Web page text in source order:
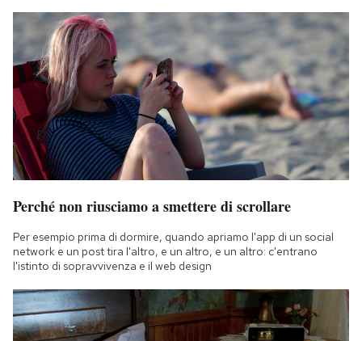
Perché non riusciamo a smettere di scrollare
Per esempio prima di dormire, quando apriamo l'app di un social
network e un post tira l'altro, e un altro, e un altro: c'entrano
l'istinto di sopravvivenza e il web design